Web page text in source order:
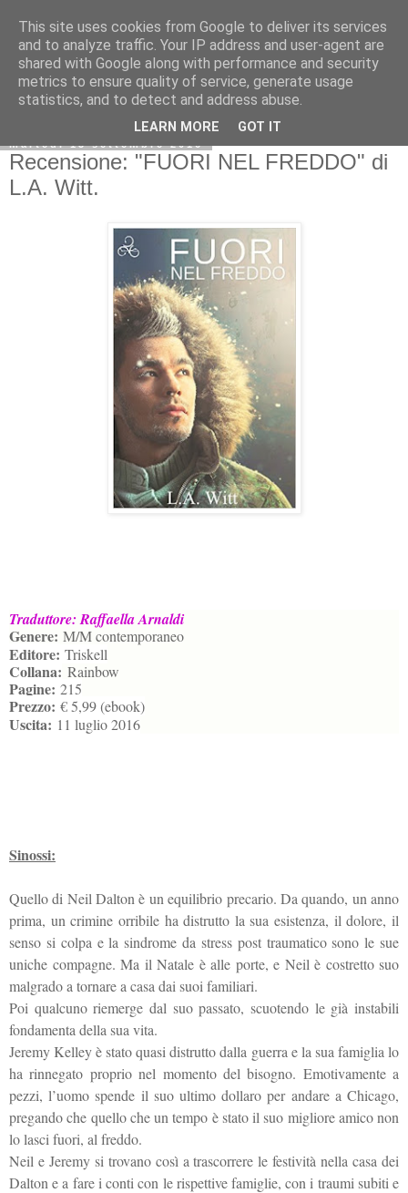
martedì 13 settembre 2016
Recensione: "FUORI NEL FREDDO" di
L.A. Witt.
Traduttore: Raffaella Arnaldi
Genere: M/M contemporaneo
Editore: Triskell
Collana: Rainbow
Pagine: 215
Prezzo: € 5,99 (ebook)
Uscita: 11 luglio 2016
Sinossi:
Quello di Neil Dalton è un equilibrio precario. Da quando, un anno
prima, un crimine orribile ha distrutto la sua esistenza, il dolore, il
senso si colpa e la sindrome da stress post traumatico sono le sue
uniche compagne. Ma il Natale è alle porte, e Neil è costretto suo
malgrado a tornare a casa dai suoi familiari.
Poi qualcuno riemerge dal suo passato, scuotendo le già instabili
fondamenta della sua vita.
Jeremy Kelley è stato quasi distrutto dalla guerra e la sua famiglia lo
ha rinnegato proprio nel momento del bisogno. Emotivamente a
pezzi, l’uomo spende il suo ultimo dollaro per andare a Chicago,
pregando che quello che un tempo è stato il suo migliore amico non
lo lasci fuori, al freddo.
Neil e Jeremy si trovano così a trascorrere le festività nella casa dei
Dalton e a fare i conti con le rispettive famiglie, con i traumi subiti e
This site uses cookies from Google to deliver its services
and to analyze traffic. Your IP address and user-agent are
shared with Google along with performance and security
metrics to ensure quality of service, generate usage
statistics, and to detect and address abuse.
LEARN MORE GOT IT